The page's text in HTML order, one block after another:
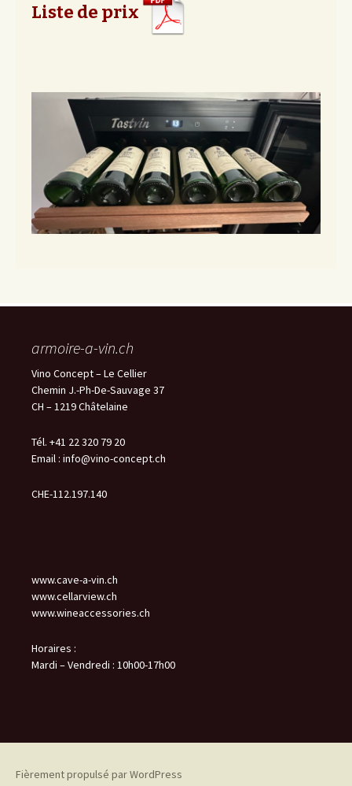
Liste de prix
armoire-a-vin.ch
Vino Concept – Le Cellier
Chemin J.-Ph-De-Sauvage 37
CH – 1219 Châtelaine
Tél. +41 22 320 79 20
Email : info@vino-concept.ch
CHE-112.197.140
www.cave-a-vin.ch
www.cellarview.ch
www.wineaccessories.ch
Horaires :
Mardi – Vendredi : 10h00-17h00
Fièrement propulsé par WordPress